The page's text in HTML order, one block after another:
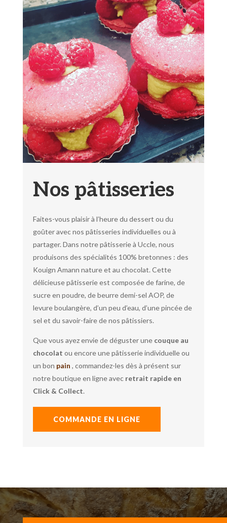
Nos pâtisseries
Faites-vous plaisir à l’heure du dessert ou du
goûter avec nos pâtisseries individuelles ou à
partager. Dans notre pâtisserie à Uccle, nous
produisons des spécialités 100% bretonnes : des
Kouign Amann nature et au chocolat. Cette
délicieuse pâtisserie est composée de farine, de
sucre en poudre, de beurre demi-sel AOP, de
levure boulangère, d’un peu d’eau, d’une pincée de
sel et du savoir-faire de nos pâtissiers.
Que vous ayez envie de déguster une couque au
chocolat ou encore une pâtisserie individuelle ou
un bon pain , commandez-les dès à présent sur
notre boutique en ligne avec retrait rapide en
Click & Collect.
COMMANDE EN LIGNE